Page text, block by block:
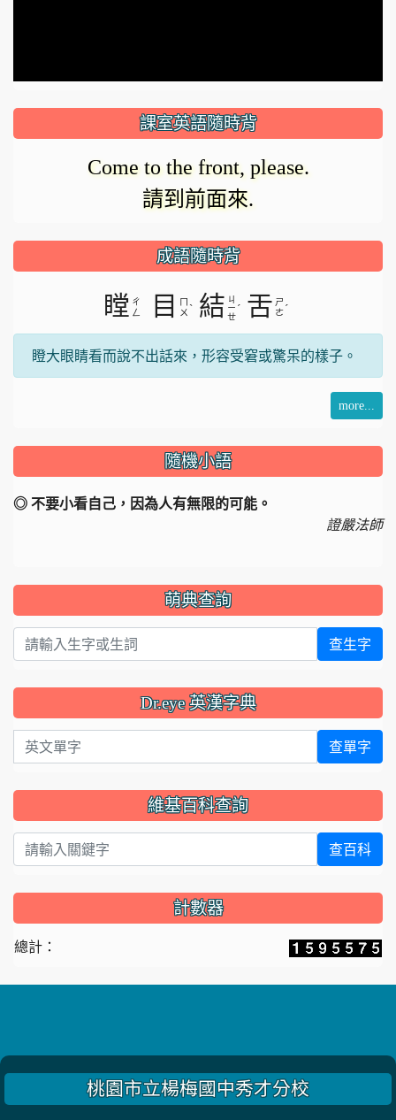
課室英語隨時背
Come to the front, please.
請到前面來.
成語隨時背
瞠 ㄔ
ㄥ
目
ㄇ
ㄨ ˋ 結 ㄐ
ㄧ
ㄝ
ˊ 舌 ㄕ
ㄜˊ
瞪大眼睛看而說不出話來，形容受窘或驚呆的樣子。
more...
隨機小語
◎ 不要小看自己，因為人有無限的可能。
證嚴法師
萌典查詢
查生字
Dr.eye 英漢字典
英文單字 查單字
維基百科查詢
查百科
計數器
總計：
桃園市立楊梅國中秀才分校